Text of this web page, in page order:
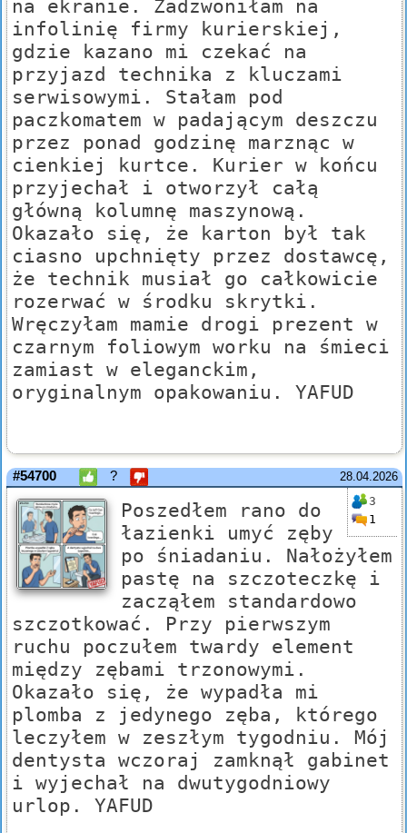
na ekranie. Zadzwoniłam na
infolinię firmy kurierskiej,
gdzie kazano mi czekać na
przyjazd technika z kluczami
serwisowymi. Stałam pod
paczkomatem w padającym deszczu
przez ponad godzinę marznąc w
cienkiej kurtce. Kurier w końcu
przyjechał i otworzył całą
główną kolumnę maszynową.
Okazało się, że karton był tak
ciasno upchnięty przez dostawcę,
że technik musiał go całkowicie
rozerwać w środku skrytki.
Wręczyłam mamie drogi prezent w
czarnym foliowym worku na śmieci
zamiast w eleganckim,
oryginalnym opakowaniu. YAFUD
28.04.2026
#54700 ?
3
1
Poszedłem rano do
łazienki umyć zęby
po śniadaniu. Nałożyłem
pastę na szczoteczkę i
zacząłem standardowo
szczotkować. Przy pierwszym
ruchu poczułem twardy element
między zębami trzonowymi.
Okazało się, że wypadła mi
plomba z jedynego zęba, którego
leczyłem w zeszłym tygodniu. Mój
dentysta wczoraj zamknął gabinet
i wyjechał na dwutygodniowy
urlop. YAFUD